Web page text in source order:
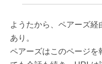
ようたから、ペアーズ
あり。
ペアーズはこのページを